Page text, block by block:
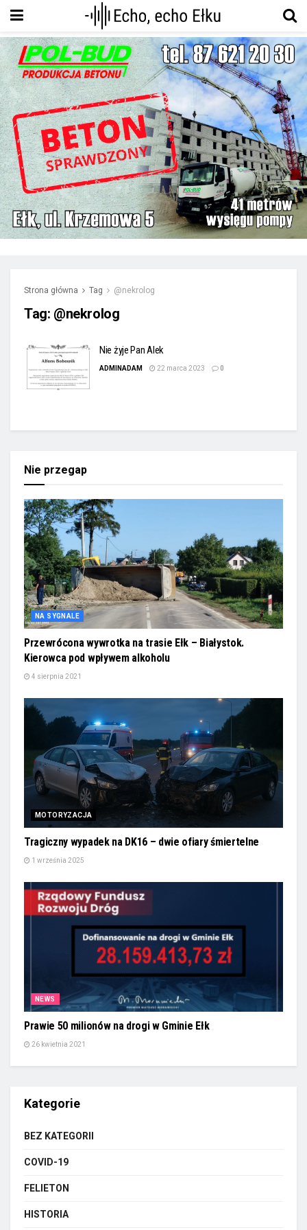
Strona główna Tag @nekrolog
Tag: @nekrolog
Nie żyje Pan Alek
ADMINADAM 22 marca 2023 0
Nie przegap
NA SYGNALE
Przewrócona wywrotka na trasie Ełk – Białystok.
Kierowca pod wpływem alkoholu
4 sierpnia 2021
MOTORYZACJA
Tragiczny wypadek na DK16 – dwie ofiary śmiertelne
1 września 2025
NEWS
Prawie 50 milionów na drogi w Gminie Ełk
26 kwietnia 2021
Kategorie
BEZ KATEGORII
COVID-19
FELIETON
HISTORIA